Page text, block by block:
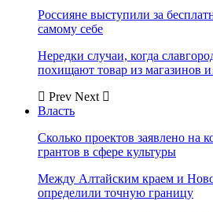
Россияне выступили за
самому себе
Нередки случаи, когда
похищают товар из магазинов
Prev Next
Власть
Сколько проектов заявлено на
грантов в сфере культуры
Между Алтайским краем и
определили точную границу